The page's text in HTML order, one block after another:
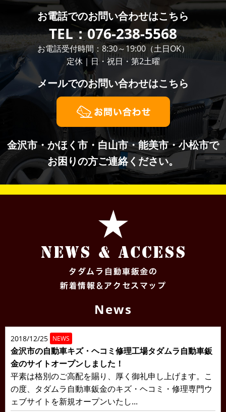
お電話でのお問い合わせはこちら
TEL：076-238-5568
お電話受付時間：8:30～19:00（土日OK）
定休｜日・祝日・第2土曜
メールでのお問い合わせはこちら
金沢市・かほく市・白山市・能美市・小松市で
お困りの方ご連絡ください。
News
2018/12/25 NEWS
金沢市の自動車キズ・ヘコミ修理工場タダムラ自動車鈑
金のサイトオープンしました！
平素は格別のご高配を賜り、厚く御礼申し上げます。こ
の度、タダムラ自動車鈑金のキズ・ヘコミ・修理専門ウ
ェブサイトを新規オープンいたし...